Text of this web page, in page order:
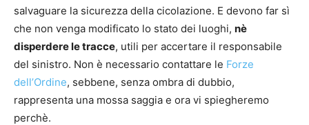
salvaguare la sicurezza della cicolazione. E devono far sì
che non venga modificato lo stato dei luoghi, nè
disperdere le tracce, utili per accertare il responsabile
del sinistro. Non è necessario contattare le Forze
dell’Ordine, sebbene, senza ombra di dubbio,
rappresenta una mossa saggia e ora vi spiegheremo
perchè.